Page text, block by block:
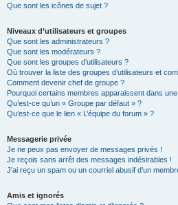
Que sont les icônes de sujet ?
Niveaux d’utilisateurs et groupes
Que sont les administrateurs ?
Que sont les modérateurs ?
Que sont les groupes d’utilisateurs ?
Où trouver la liste des groupes d’utilisateurs et
Comment devenir chef de groupe ?
Pourquoi certains membres apparaissent dans
Qu’est-ce qu’un « Groupe par défaut » ?
Qu’est-ce que le lien « L’équipe du forum » ?
Messagerie privée
Je ne peux pas envoyer de messages privés !
Je reçois sans arrêt des messages indésirables !
J’ai reçu un spam ou un courriel abusif d’un
Amis et ignorés